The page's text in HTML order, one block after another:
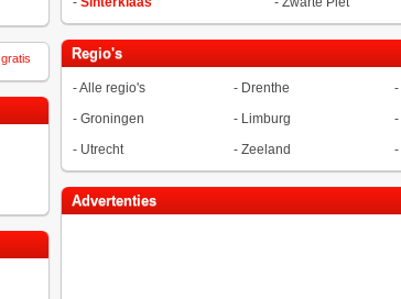
gratis Regio's
-Alle regio's - Drenthe -
- Groningen - Limburg -
- Utrecht - Zeeland -
Advertenties